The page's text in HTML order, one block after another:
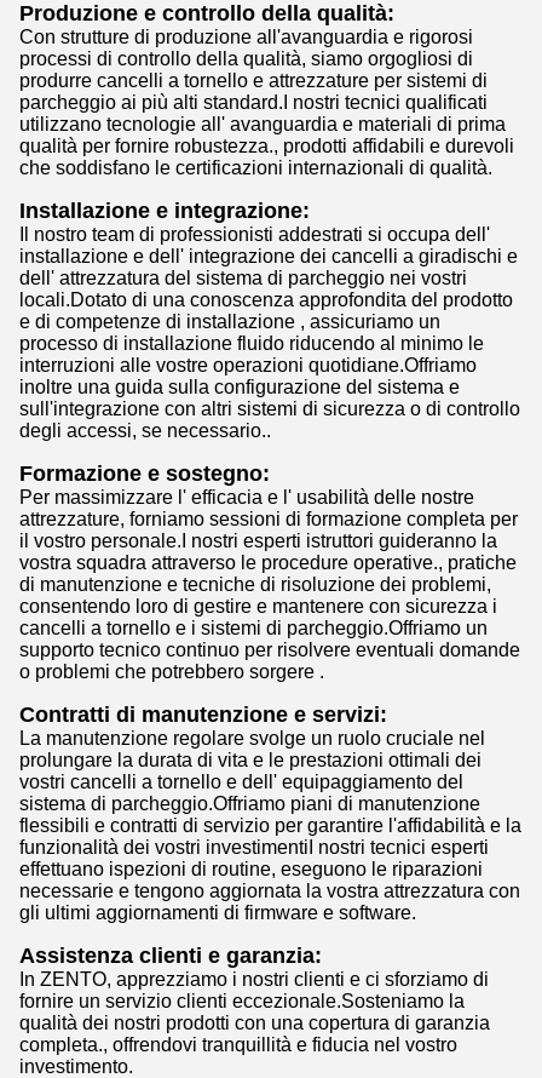
Produzione e controllo della qualità:
Con strutture di produzione all'avanguardia e rigorosi
processi di controllo della qualità, siamo orgogliosi di
produrre cancelli a tornello e attrezzature per sistemi di
parcheggio ai più alti standard.I nostri tecnici qualificati
utilizzano tecnologie all' avanguardia e materiali di prima
qualità per fornire robustezza., prodotti affidabili e durevoli
che soddisfano le certificazioni internazionali di qualità.
Installazione e integrazione:
Il nostro team di professionisti addestrati si occupa dell'
installazione e dell' integrazione dei cancelli a giradischi e
dell' attrezzatura del sistema di parcheggio nei vostri
locali.Dotato di una conoscenza approfondita del prodotto
e di competenze di installazione , assicuriamo un
processo di installazione fluido riducendo al minimo le
interruzioni alle vostre operazioni quotidiane.Offriamo
inoltre una guida sulla configurazione del sistema e
sull'integrazione con altri sistemi di sicurezza o di controllo
degli accessi, se necessario..
Formazione e sostegno:
Per massimizzare l' efficacia e l' usabilità delle nostre
attrezzature, forniamo sessioni di formazione completa per
il vostro personale.I nostri esperti istruttori guideranno la
vostra squadra attraverso le procedure operative., pratiche
di manutenzione e tecniche di risoluzione dei problemi,
consentendo loro di gestire e mantenere con sicurezza i
cancelli a tornello e i sistemi di parcheggio.Offriamo un
supporto tecnico continuo per risolvere eventuali domande
o problemi che potrebbero sorgere .
Contratti di manutenzione e servizi:
La manutenzione regolare svolge un ruolo cruciale nel
prolungare la durata di vita e le prestazioni ottimali dei
vostri cancelli a tornello e dell' equipaggiamento del
sistema di parcheggio.Offriamo piani di manutenzione
flessibili e contratti di servizio per garantire l'affidabilità e la
funzionalità dei vostri investimentiI nostri tecnici esperti
effettuano ispezioni di routine, eseguono le riparazioni
necessarie e tengono aggiornata la vostra attrezzatura con
gli ultimi aggiornamenti di firmware e software.
Assistenza clienti e garanzia:
In ZENTO, apprezziamo i nostri clienti e ci sforziamo di
fornire un servizio clienti eccezionale.Sosteniamo la
qualità dei nostri prodotti con una copertura di garanzia
completa., offrendovi tranquillità e fiducia nel vostro
investimento.